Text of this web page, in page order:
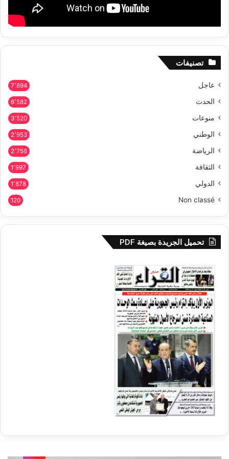
تصنيفات
عاجل 7٬894
الحدث 6٬582
منوعات 3٬520
الوطني 2٬953
الرياضة 2٬756
الثقافة 1٬997
الدولي 1٬878
Non classé
120
تحميل الجريدة بصيغة PDF